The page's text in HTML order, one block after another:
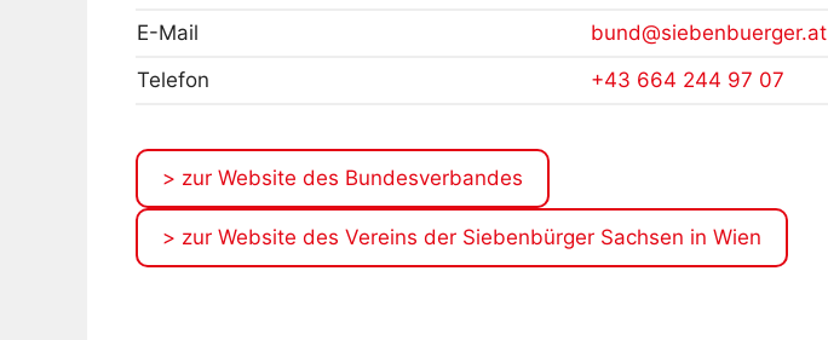
E-Mail
bund@siebenbuerger.at
Telefon
+43 664 244 97 07
> zur Website des Bundesverbandes
> zur Website des Vereins der Siebenbürger Sachsen in Wien